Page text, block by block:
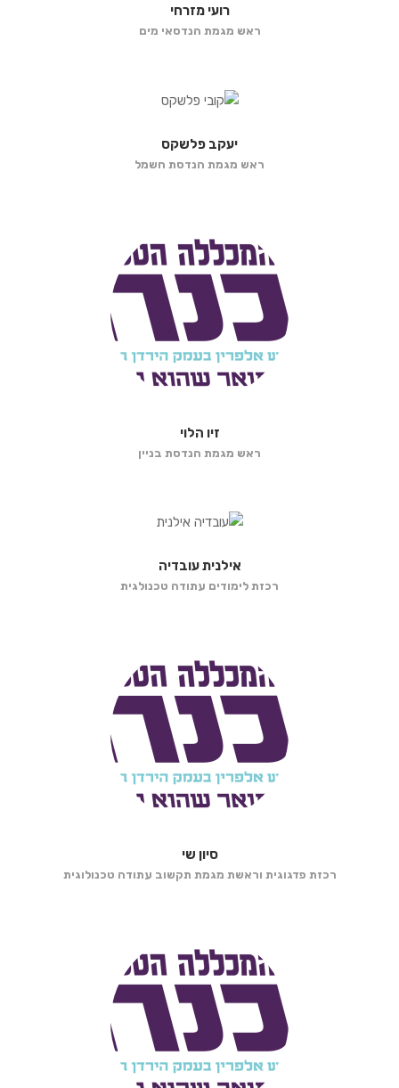
רועי מזרחי
ראש מגמת הנדסאי מים
יעקב פלשקס
ראש מגמת הנדסת חשמל
זיו הלוי
ראש מגמת הנדסת בניין
אילנית עובדיה
רכזת לימודים עתודה טכנולגית
סיון שי
רכזת פדגוגית וראשת מגמת תקשוב עתודה טכנולוגית